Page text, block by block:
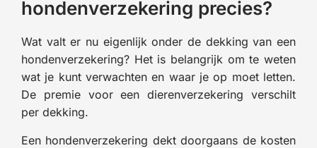
hondenverzekering precies?
Wat valt er nu eigenlijk onder de dekking van een
hondenverzekering? Het is belangrijk om te weten
wat je kunt verwachten en waar je op moet letten.
De premie voor een dierenverzekering verschilt
per dekking.
Een hondenverzekering dekt doorgaans de kosten